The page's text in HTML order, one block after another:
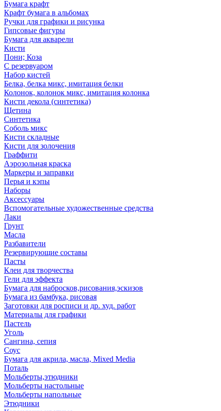
Бумага крафт
Крафт бумага в альбомах
Ручки для графики и рисунка
Гипсовые фигуры
Бумага для акварели
Кисти
Пони; Коза
С резервуаром
Набор кистей
Белка, белка микс, имитация белки
Колонок, колонок микс, имитация колонка
Кисти декола (синтетика)
Щетина
Синтетика
Соболь микс
Кисти складные
Кисти для золочения
Граффити
Аэрозольная краска
Маркеры и заправки
Перья и кэпы
Наборы
Аксессуары
Вспомогательные художественные средства
Лаки
Грунт
Масла
Разбавители
Резервирующие составы
Пасты
Клеи для творчества
Гели для эффекта
Бумага для набросков,рисования,эскизов
Бумага из бамбука, рисовая
Заготовки для росписи и др. худ. работ
Материалы для графики
Пастель
Уголь
Сангина, сепия
Соус
Бумага для акрила, масла, Mixed Media
Поталь
Мольберты,этюдники
Мольберты настольные
Мольберты напольные
Этюдники